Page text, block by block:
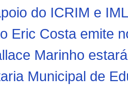
do ICRIM e
Eric Costa emite
Marinho
Municipal de